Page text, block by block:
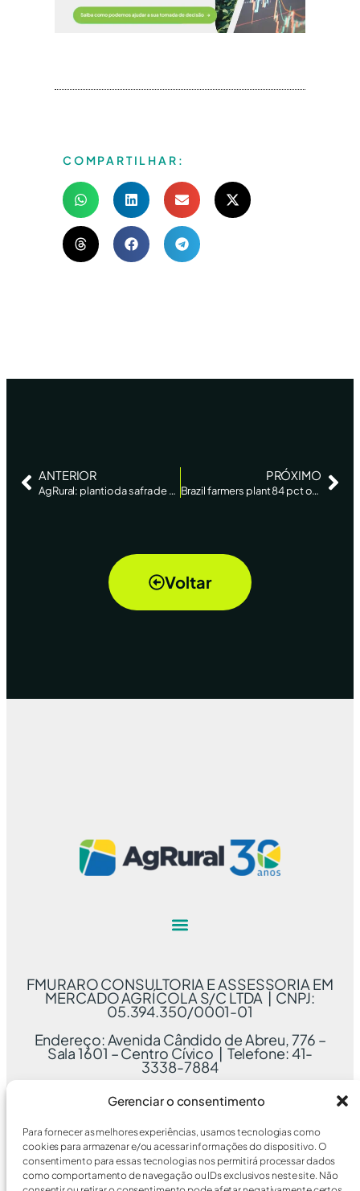
Gerenciar o consentimento
Para fornecer as melhores experiências, usamos tecnologias como
cookies para armazenar e/ou acessar informações do dispositivo. O
consentimento para essas tecnologias nos permitirá processar dados
como comportamento de navegação ou IDs exclusivos neste site. Não
COMPARTILHAR:
ANTERIOR
AgRural: plantio da safra de verão de milho atinge 63% no Centro-Sul
PRÓXIMO
Brazil farmers plant 84 pct of estimated soy area -AgRural
Voltar
FMURARO CONSULTORIA E ASSESSORIA EM
MERCADO AGRÍCOLA S/C LTDA | CNPJ:
05.394.350/0001-01
Endereço: Avenida Cândido de Abreu, 776 –
Sala 1601 – Centro Cívico | Telefone: 41-
3338-7884